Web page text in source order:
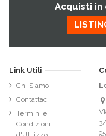
Acquisti in
Link Utili
Chi Siamo
Contattaci
Termini e
Condizioni